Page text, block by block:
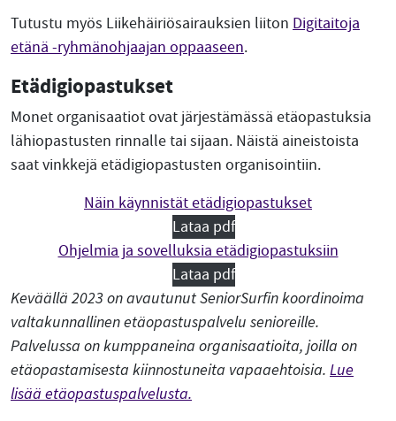
Tutustu myös Liikehäiriösairauksien liiton Digitaitoja
etänä -ryhmänohjaajan oppaaseen.
Etädigiopastukset
Monet organisaatiot ovat järjestämässä etäopastuksia
lähiopastusten rinnalle tai sijaan. Näistä aineistoista
saat vinkkejä etädigiopastusten organisointiin.
Näin käynnistät etädigiopastukset
Lataa pdf
Ohjelmia ja sovelluksia etädigiopastuksiin
Lataa pdf
Keväällä 2023 on avautunut SeniorSurfin koordinoima
valtakunnallinen etäopastuspalvelu senioreille.
Palvelussa on kumppaneina organisaatioita, joilla on
etäopastamisesta kiinnostuneita vapaaehtoisia. Lue
lisää etäopastuspalvelusta.